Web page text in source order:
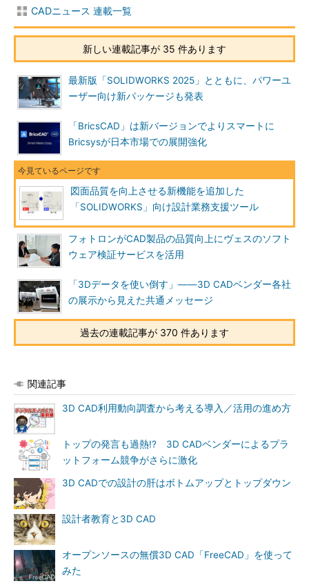
CADニュース 連載一覧
新しい連載記事が 35 件あります
最新版「SOLIDWORKS 2025」とともに、パワーユ
ーザー向け新パッケージも発表
「BricsCAD」は新バージョンでよりスマートに
Bricsysが日本市場での展開強化
図面品質を向上させる新機能を追加した
「SOLIDWORKS」向け設計業務支援ツール
フォトロンがCAD製品の品質向上にヴェスのソフト
ウェア検証サービスを活用
「3Dデータを使い倒す」――3D CADベンダー各社
の展示から見えた共通メッセージ
過去の連載記事が 370 件あります
関連記事
3D CAD利用動向調査から考える導入／活用の進め方
トップの発言も過熱!? 3D CADベンダーによるプラ
ットフォーム競争がさらに激化
3D CADでの設計の肝はボトムアップとトップダウン
設計者教育と3D CAD
オープンソースの無償3D CAD「FreeCAD」を使って
みた